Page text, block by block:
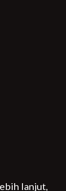
lanjut,